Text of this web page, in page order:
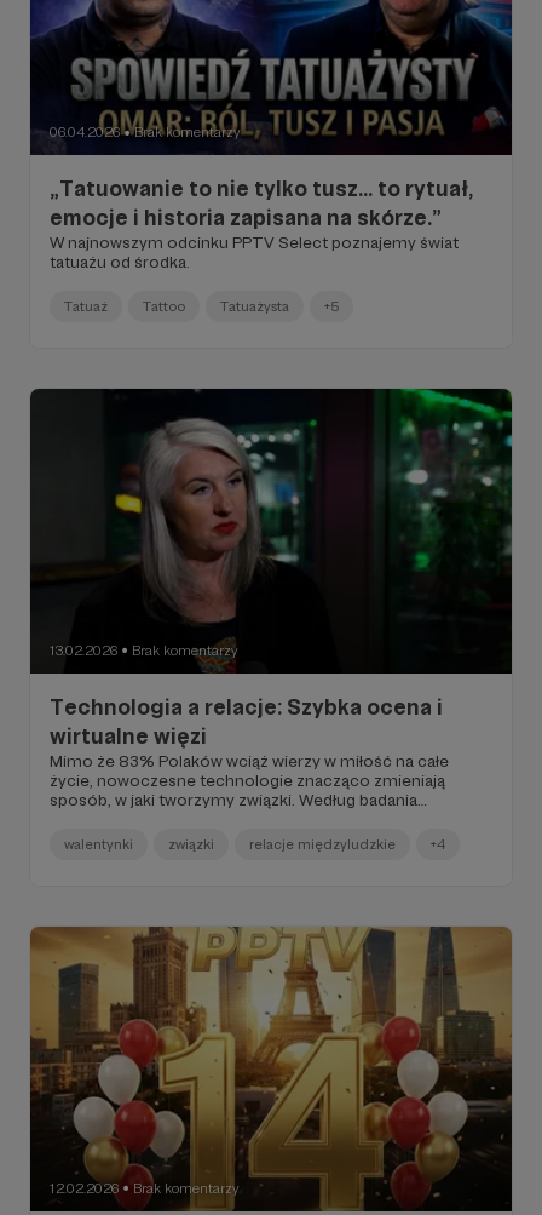
06.04.2026 ● Brak komentarzy
„Tatuowanie to nie tylko tusz… to rytuał,
emocje i historia zapisana na skórze.”
W najnowszym odcinku PPTV Select poznajemy świat
tatuażu od środka.
Tatuaż Tattoo Tatuażysta +5
13.02.2026 ● Brak komentarzy
Technologia a relacje: Szybka ocena i
wirtualne więzi
Mimo że 83% Polaków wciąż wierzy w miłość na całe
życie, nowoczesne technologie znacząco zmieniają
sposób, w jaki tworzymy związki. Według badania
randkowe promują powierzchowność i szybkie ocenianie
partnerów. Choć komunikatory ułatwiają kontakt
walentynki związki relacje międzyludzkie +4
12.02.2026 ● Brak komentarzy